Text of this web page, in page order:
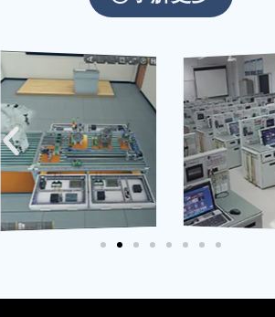
新春伊
24日 起
新的一年